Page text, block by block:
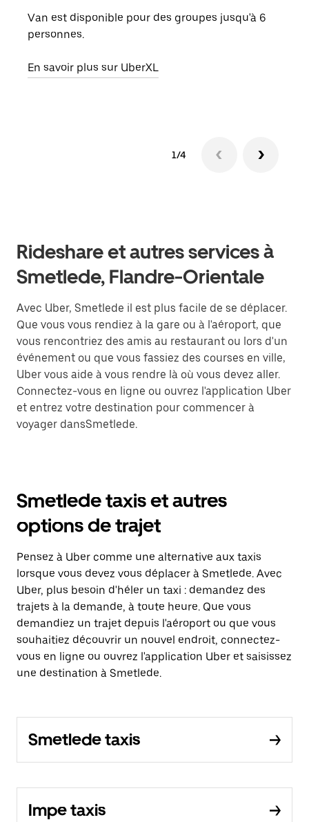
Van est disponible pour des groupes jusqu'à 6
personnes.
En savoir plus sur UberXL
1/4
Rideshare et autres services à
Smetlede, Flandre-Orientale
Avec Uber, Smetlede il est plus facile de se déplacer.
Que vous vous rendiez à la gare ou à l'aéroport, que
vous rencontriez des amis au restaurant ou lors d'un
événement ou que vous fassiez des courses en ville,
Uber vous aide à vous rendre là où vous devez aller.
Connectez-vous en ligne ou ouvrez l'application Uber
et entrez votre destination pour commencer à
voyager dansSmetlede.
Smetlede taxis et autres
options de trajet
Pensez à Uber comme une alternative aux taxis
lorsque vous devez vous déplacer à Smetlede. Avec
Uber, plus besoin d'héler un taxi : demandez des
trajets à la demande, à toute heure. Que vous
demandiez un trajet depuis l'aéroport ou que vous
souhaitiez découvrir un nouvel endroit, connectez-
vous en ligne ou ouvrez l'application Uber et saisissez
une destination à Smetlede.
Smetlede taxis
Impe taxis